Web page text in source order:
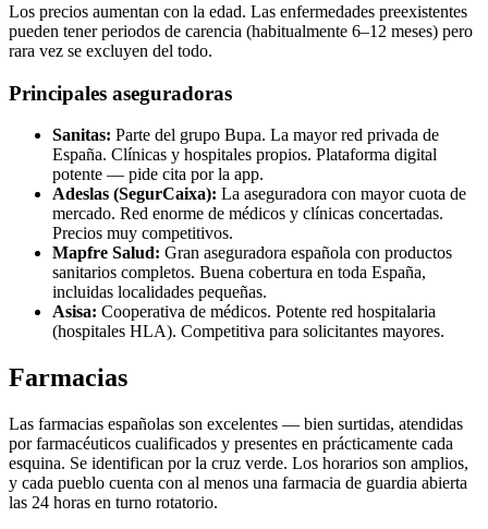
Los precios aumentan con la edad. Las enfermedades preexistentes
pueden tener periodos de carencia (habitualmente 6–12 meses) pero
rara vez se excluyen del todo.
Principales aseguradoras
Sanitas: Parte del grupo Bupa. La mayor red privada de
España. Clínicas y hospitales propios. Plataforma digital
potente — pide cita por la app.
Adeslas (SegurCaixa): La aseguradora con mayor cuota de
mercado. Red enorme de médicos y clínicas concertadas.
Precios muy competitivos.
Mapfre Salud: Gran aseguradora española con productos
sanitarios completos. Buena cobertura en toda España,
incluidas localidades pequeñas.
Asisa: Cooperativa de médicos. Potente red hospitalaria
(hospitales HLA). Competitiva para solicitantes mayores.
Farmacias
Las farmacias españolas son excelentes — bien surtidas, atendidas
por farmacéuticos cualificados y presentes en prácticamente cada
esquina. Se identifican por la cruz verde. Los horarios son amplios,
y cada pueblo cuenta con al menos una farmacia de guardia abierta
las 24 horas en turno rotatorio.